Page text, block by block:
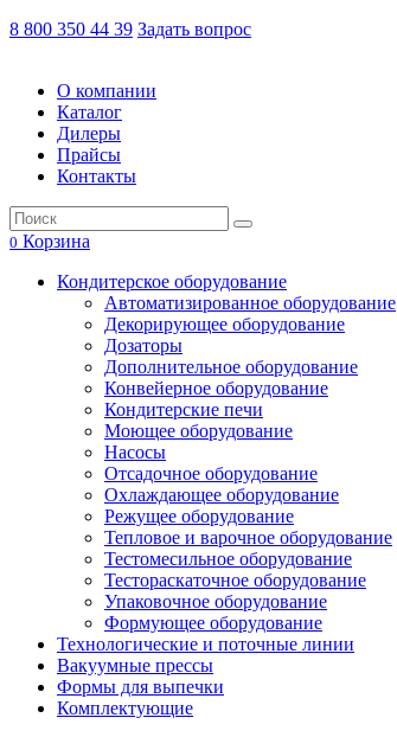
8 800 350 44 39 Задать вопрос
О компании
Каталог
Дилеры
Прайсы
Контакты
0 Корзина
Кондитерское оборудование
Автоматизированное оборудование
Декорирующее оборудование
Дозаторы
Дополнительное оборудование
Конвейерное оборудование
Кондитерские печи
Моющее оборудование
Насосы
Отсадочное оборудование
Охлаждающее оборудование
Режущее оборудование
Тепловое и варочное оборудование
Тестомесильное оборудование
Тестораскаточное оборудование
Упаковочное оборудование
Формующее оборудование
Технологические и поточные линии
Вакуумные прессы
Формы для выпечки
Комплектующие